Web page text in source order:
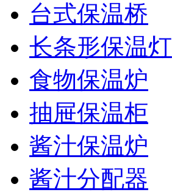
台式保温桥
长条形保温灯
食物保温炉
抽屉保温柜
酱汁保温炉
酱汁分配器